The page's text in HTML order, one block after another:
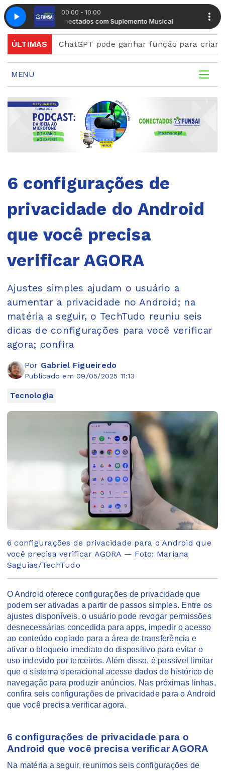
00:00 - 10:00
Manhã Conectados com Suplemento Musical Manhã
ÚLTIMAS
ChatGPT pode ganhar função para criar
MENU
6 configurações de
privacidade do Android
que você precisa
verificar AGORA
Ajustes simples ajudam o usuário a
aumentar a privacidade no Android; na
matéria a seguir, o TechTudo reuniu seis
dicas de configurações para você verificar
agora; confira
Por Gabriel Figueiredo
Publicado em 09/05/2025 11:13
Tecnologia
6 configurações de privacidade para o Android que
você precisa verificar AGORA — Foto: Mariana
Saguias/TechTudo
O Android oferece configurações de privacidade que
podem ser ativadas a partir de passos simples. Entre os
ajustes disponíveis, o usuário pode revogar permissões
desnecessárias concedida para apps, impedir o acesso
ao conteúdo copiado para a área de transferência e
ativar o bloqueio imediato do dispositivo para evitar o
uso indevido por terceiros. Além disso, é possível limitar
que o sistema operacional acesse dados do histórico de
navegação para produzir anúncios. Nas próximas linhas,
confira seis configurações de privacidade para o Android
que você precisa verificar agora.
6 configurações de privacidade para o
Android que você precisa verificar AGORA
Na matéria a seguir, reunimos seis configurações de